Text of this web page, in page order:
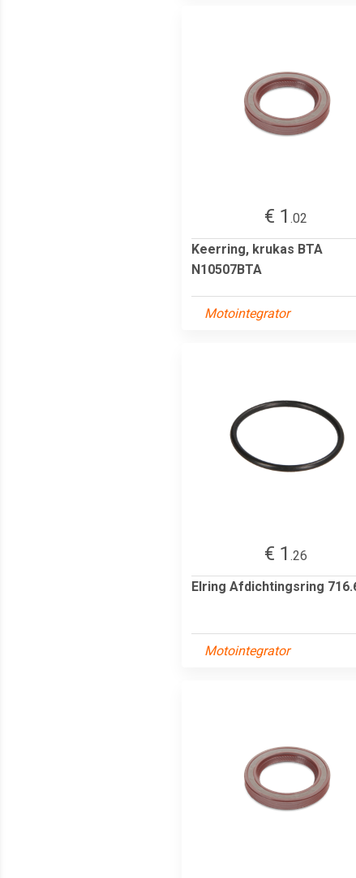
€ 1 .02
Keerring, krukas BTA
N10507BTA
Motointegrator
€ 1 .26
Elring Afdichtingsring
Motointegrator